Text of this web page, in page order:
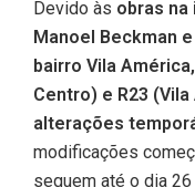
Devido às obras
Manoel Beckman
bairro Vila América,
Centro) e R23
alterações
modificações
seguem até o dia